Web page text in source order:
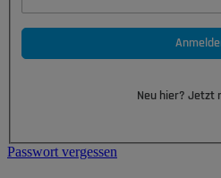
Neu hier? Jetzt
Passwort vergessen